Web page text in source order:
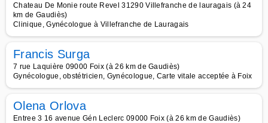
Chateau De Monie route Revel 31290 Villefranche de lauragais (à 24
km de Gaudiès)
Clinique, Gynécologue à Villefranche de Lauragais
Francis Surga
7 rue Laquière 09000 Foix (à 26 km de Gaudiès)
Gynécologue, obstétricien, Gynécologue, Carte vitale acceptée à Foix
Olena Orlova
Entree 3 16 avenue Gén Leclerc 09000 Foix (à 26 km de Gaudiès)